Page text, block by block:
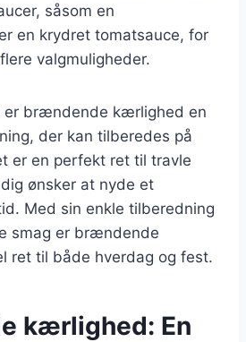
såsom en
en krydret tomatsauce, for
valgmuligheder.
er brændende kærlighed en
der kan tilberedes på
er en perfekt ret til travle
ønsker at nyde et
Med sin enkle tilberedning
smag er brændende
ret til både hverdag og fest.
kærlighed: En